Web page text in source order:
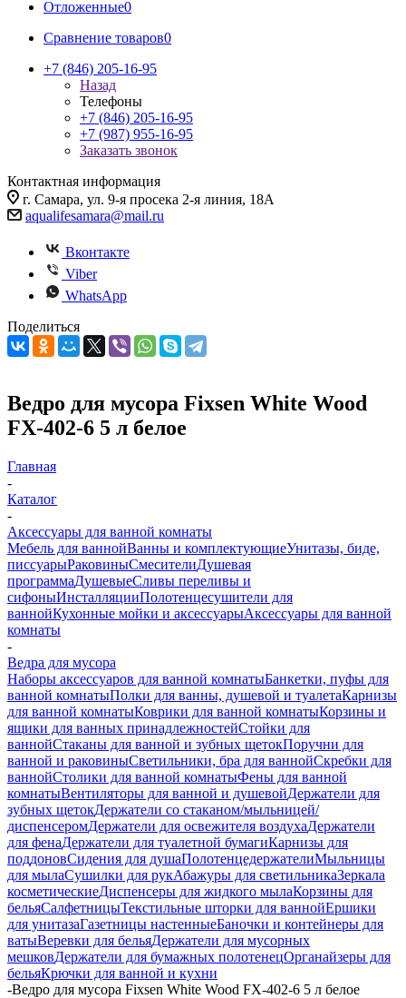
Отложенные0
Сравнение товаров0
+7 (846) 205-16-95
Назад
Телефоны
+7 (846) 205-16-95
+7 (987) 955-16-95
Заказать звонок
Контактная информация
г. Самара, ул. 9-я просека 2-я линия, 18А
aqualifesamara@mail.ru
Вконтакте
Viber
WhatsApp
Поделиться
Ведро для мусора Fixsen White Wood
FX-402-6 5 л белое
Главная
-
Каталог
-
Аксессуары для ванной комнаты
Мебель для ваннойВанны и комплектующиеУнитазы, биде,
писсуарыРаковиныСмесителиДушевая
программаДушевыеСливы переливы и
сифоныИнсталляцииПолотенцесушители для
ваннойКухонные мойки и аксессуарыАксессуары для ванной
комнаты
-
Ведра для мусора
Наборы аксессуаров для ванной комнатыБанкетки, пуфы для
ванной комнатыПолки для ванны, душевой и туалетаКарнизы
для ванной комнатыКоврики для ванной комнатыКорзины и
ящики для ванных принадлежностейСтойки для
ваннойСтаканы для ванной и зубных щетокПоручни для
ванной и раковиныСветильники, бра для ваннойСкребки для
ваннойСтолики для ванной комнатыФены для ванной
комнатыВентиляторы для ванной и душевойДержатели для
зубных щетокДержатели со стаканом/мыльницей/
диспенсеромДержатели для освежителя воздухаДержатели
для фенаДержатели для туалетной бумагиКарнизы для
поддоновСидения для душаПолотенцедержателиМыльницы
для мылаСушилки для рукАбажуры для светильникаЗеркала
косметическиеДиспенсеры для жидкого мылаКорзины для
бельяСалфетницыТекстильные шторки для ваннойЕршики
для унитазаГазетницы настенныеБаночки и контейнеры для
ватыВеревки для бельяДержатели для мусорных
мешковДержатели для бумажных полотенецОрганайзеры для
бельяКрючки для ванной и кухни
-Ведро для мусора Fixsen White Wood FX-402-6 5 л белое